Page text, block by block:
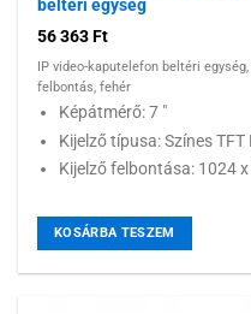
beltéri egység
56 363Ft
IP video-kaputelefon beltéri
felbontás, fehér
Képátmérő: 7 "
Kijelző típusa: Színes TFT
Kijelző felbontása: 1024
KOSÁRBA TESZEM